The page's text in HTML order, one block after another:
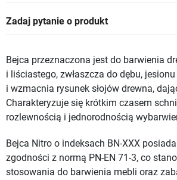
Zadaj pytanie o produkt
Bejca przeznaczona jest do barwienia
i liściastego, zwłaszcza do dębu,
i wzmacnia rysunek słojów drewna,
Charakteryzuje się krótkim czasem
rozlewnością i jednorodnością
Bejca Nitro o indeksach BN-XXX
zgodności z normą PN-EN 71-3, co
stosowania do barwienia mebli oraz